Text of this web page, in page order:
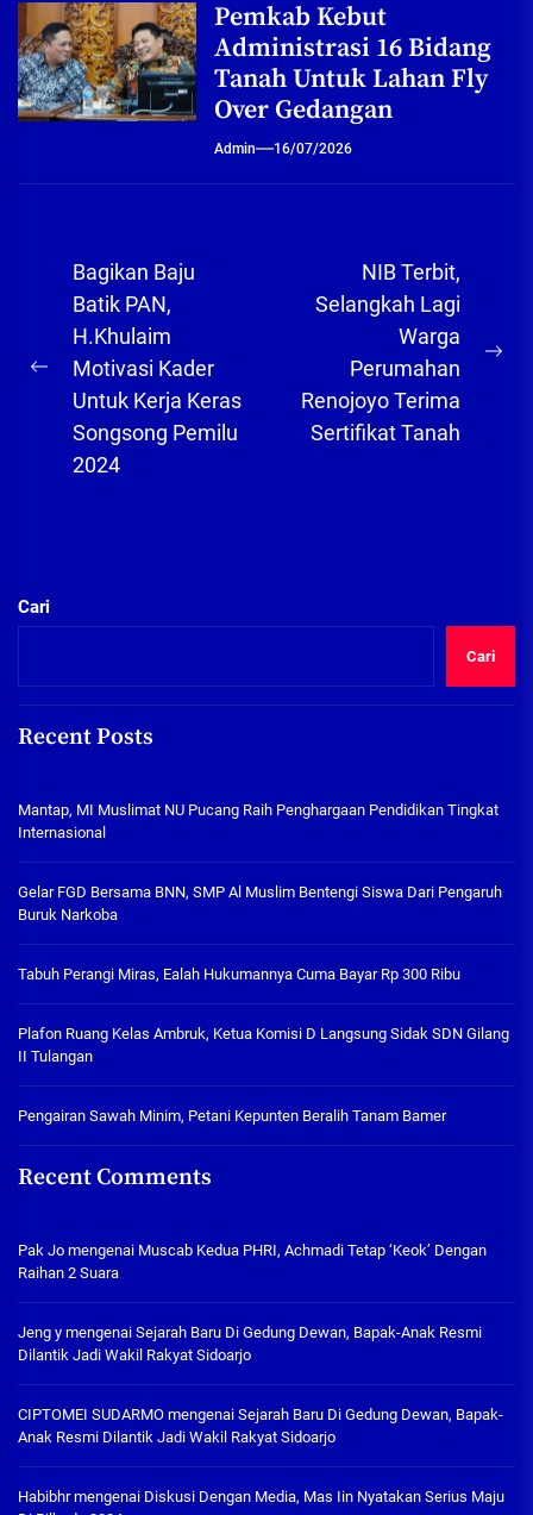
Pemkab Kebut
Administrasi 16 Bidang
Tanah Untuk Lahan Fly
Over Gedangan
Admin 16/07/2026
Navigasi
pos
Previous
Bagikan Baju
Batik PAN,
H.Khulaim
Motivasi Kader
Untuk Kerja Keras
Songsong Pemilu
2024
NIB Terbit,
Selangkah Lagi
Warga
Perumahan
Renojoyo Terima
Sertifikat Tanah
Cari
Cari
Recent Posts
Mantap, MI Muslimat NU Pucang Raih Penghargaan Pendidikan Tingkat
Internasional
Gelar FGD Bersama BNN, SMP Al Muslim Bentengi Siswa Dari Pengaruh
Buruk Narkoba
Tabuh Perangi Miras, Ealah Hukumannya Cuma Bayar Rp 300 Ribu
Plafon Ruang Kelas Ambruk, Ketua Komisi D Langsung Sidak SDN Gilang
II Tulangan
Pengairan Sawah Minim, Petani Kepunten Beralih Tanam Bamer
Recent Comments
Pak Jo mengenai Muscab Kedua PHRI, Achmadi Tetap ‘Keok’ Dengan
Raihan 2 Suara
Jeng y mengenai Sejarah Baru Di Gedung Dewan, Bapak-Anak Resmi
Dilantik Jadi Wakil Rakyat Sidoarjo
CIPTOMEI SUDARMO mengenai Sejarah Baru Di Gedung Dewan, Bapak-
Anak Resmi Dilantik Jadi Wakil Rakyat Sidoarjo
Habibhrmengenai Diskusi Dengan Media, Mas Iin Nyatakan Serius Maju